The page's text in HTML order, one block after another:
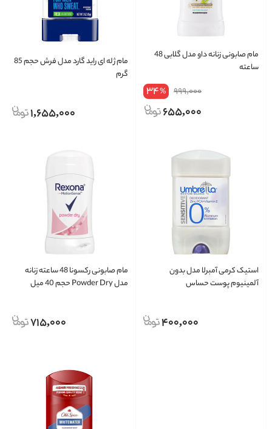
مام صابونی زنانه داو مدل گلابی 48
ساعته
999,000
34%
655,000
مام ژله ای راید گارد مدل فرش حجم 85
گرم
1,655,000
استیک کرمی آمبرلا مدل بدون
آلمینیوم پوست حساس
400,000
مام صابونی رکسونا 48 ساعته زنانه
مدل Powder Dry حجم 40 میل
715,000